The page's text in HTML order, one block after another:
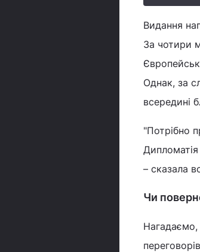
Видання
За чотири
Однак, за
всередині
"Потрібно
– сказала
Чи
Нагадаємо,